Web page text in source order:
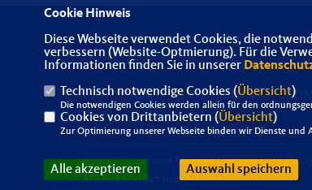
Herzlich willkommen bei der SeniorenUnion im
Landkreis Ludwigsburg
IMPRESSUM DATENSCHUTZ
@2026 CDU Senioren-Union im Landkreis Ludwigsburg
Alle Rechte vorbehalten.
Cookie Hinweis
Diese Webseite verwendet Cookies, die
verbessern (Website-Optmierung). Für die
Informationen finden Sie in unserer
Technisch notwendige Cookies (Übersicht)
Die notwendigen Cookies werden allein für den
Cookies von Drittanbietern (Übersicht)
Zur Optimierung unserer Webseite binden wir Dienste und
Alle akzeptieren Auswahl speichern